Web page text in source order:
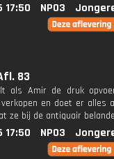
17:50 NPO3
83
als Amir de druk
en doet er alles
ze bij de antiquair
17:50 NPO3